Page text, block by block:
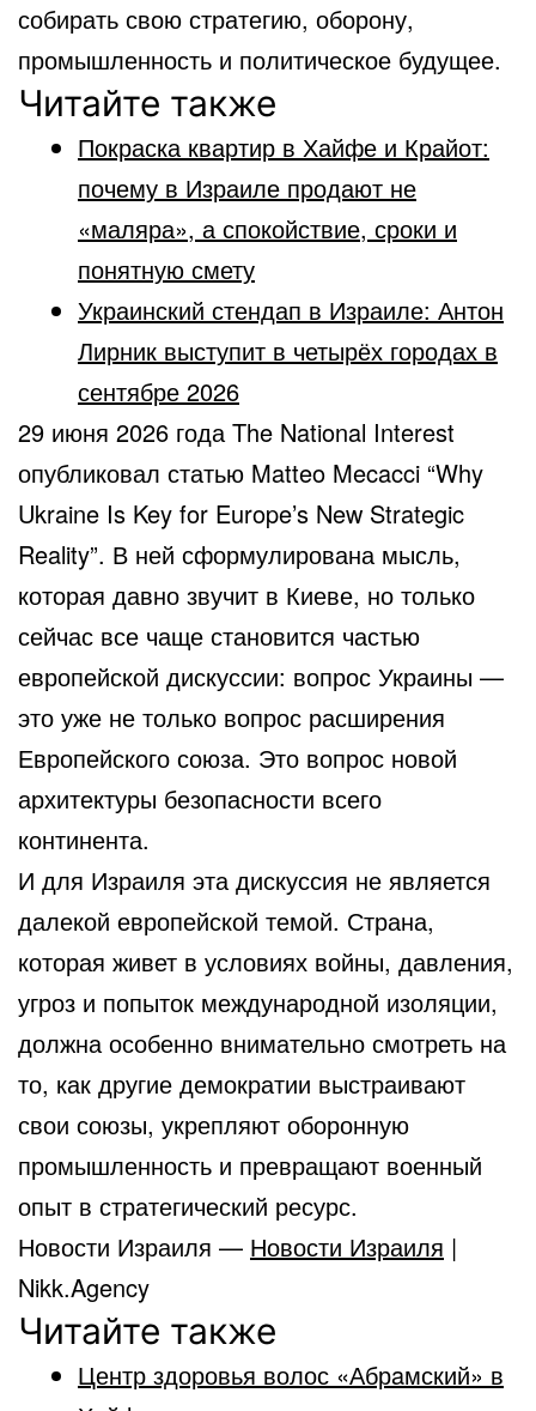
собирать свою стратегию, оборону,
промышленность и политическое будущее.
Читайте также
Покраска квартир в Хайфе и Крайот:
почему в Израиле продают не
«маляра», а спокойствие, сроки и
понятную смету
Украинский стендап в Израиле: Антон
Лирник выступит в четырёх городах в
сентябре 2026
29 июня 2026 года The National Interest
опубликовал статью Matteo Mecacci “Why
Ukraine Is Key for Europe’s New Strategic
Reality”. В ней сформулирована мысль,
которая давно звучит в Киеве, но только
сейчас все чаще становится частью
европейской дискуссии: вопрос Украины —
это уже не только вопрос расширения
Европейского союза. Это вопрос новой
архитектуры безопасности всего
континента.
И для Израиля эта дискуссия не является
далекой европейской темой. Страна,
которая живет в условиях войны, давления,
угроз и попыток международной изоляции,
должна особенно внимательно смотреть на
то, как другие демократии выстраивают
свои союзы, укрепляют оборонную
промышленность и превращают военный
опыт в стратегический ресурс.
Новости Израиля — Новости Израиля |
Nikk.Agency
Читайте также
Центр здоровья волос «Абрaмский» в